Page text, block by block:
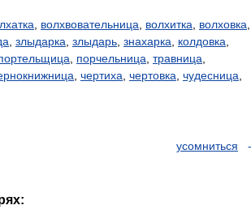
волхвовательница волхитка волховка
злыдарка злыдарь знахарка колдовка
порчельница травница
чертиха чертовка чудесница
усомниться